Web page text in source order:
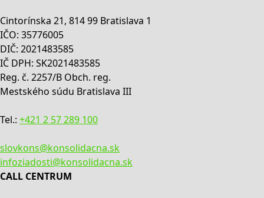
Cintorínska 21, 814 99 Bratislava 1
IČO: 35776005
DIČ: 2021483585
IČ DPH: SK2021483585
Reg. č. 2257/B Obch. reg.
Mestského súdu Bratislava III
Tel.: +421 2 57 289 100
slovkons@konsolidacna.sk
infoziadosti@konsolidacna.sk
CALL CENTRUM